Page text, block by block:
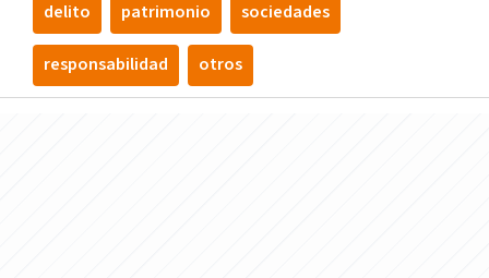
delito patrimonio sociedades
responsabilidad otros